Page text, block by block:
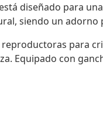
diseñado para
siendo un
para
Equipado con